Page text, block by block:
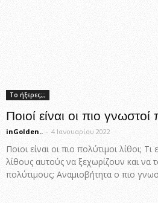
Το ήξερες;;;
Ποιοί είναι οι πιο γνωστοί
inGolden.. - 4 Ιανουαρίου 2022
Ποιοι είναι οι πιο πολύτιμοι λίθοι;
λίθους αυτούς να ξεχωρίζουν και να
πολύτιμους; Αναμισβήτητα ο πιο